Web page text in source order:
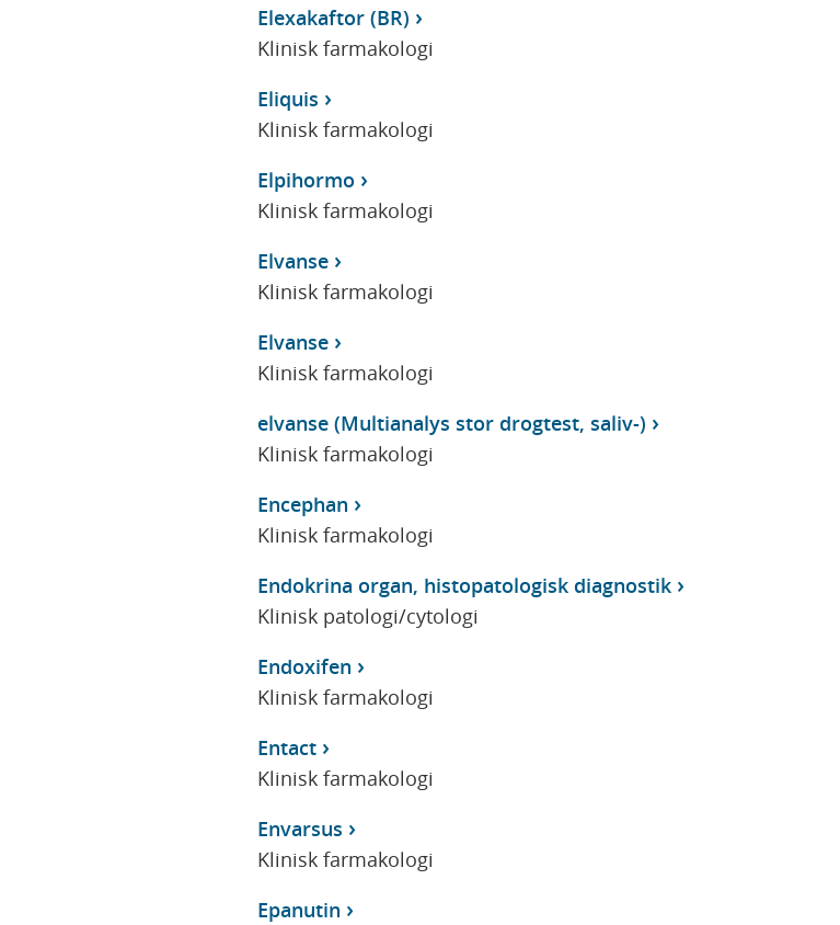
Elexakaftor (BR)
Klinisk farmakologi
Eliquis
Klinisk farmakologi
Elpihormo
Klinisk farmakologi
Elvanse
Klinisk farmakologi
Elvanse
Klinisk farmakologi
elvanse (Multianalys stor drogtest, saliv-)
Klinisk farmakologi
Encephan
Klinisk farmakologi
Endokrina organ, histopatologisk diagnostik
Klinisk patologi/cytologi
Endoxifen
Klinisk farmakologi
Entact
Klinisk farmakologi
Envarsus
Klinisk farmakologi
Epanutin